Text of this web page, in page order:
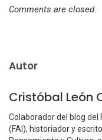
Comments are closed.
Autor
Cristóbal León
Colaborador del blog
(FAI), historiador y